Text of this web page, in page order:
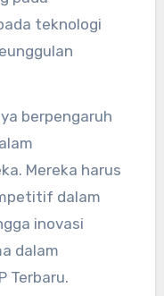
teknologi
berpengaruh
Mereka harus
dalam
inovasi
dalam
Terbaru.